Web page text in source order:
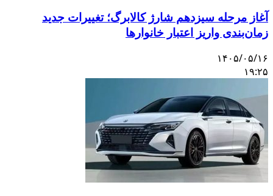
آغاز مرحله سیزدهم شارژ کالابرگ؛ تغییرات جدید
زمان‌بندی واریز اعتبار خانوارها
۱۴۰۵/۰۵/۱۶
۱۹:۲۵